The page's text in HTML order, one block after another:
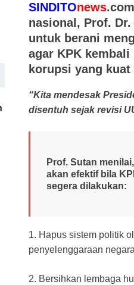
c
e
b
o
o
k
at
s
A
p
p
e
gr
a
m
SINDITOnews
nasional, Prof.
untuk berani
agar KPK kembali
korupsi yang
“Kita mendesak
disentuh sejak revisi
Prof. Sutan
akan efektif bila
segera dilakukan:
1. Hapus sistem politik
penyelenggaraan
2. Bersihkan lembaga